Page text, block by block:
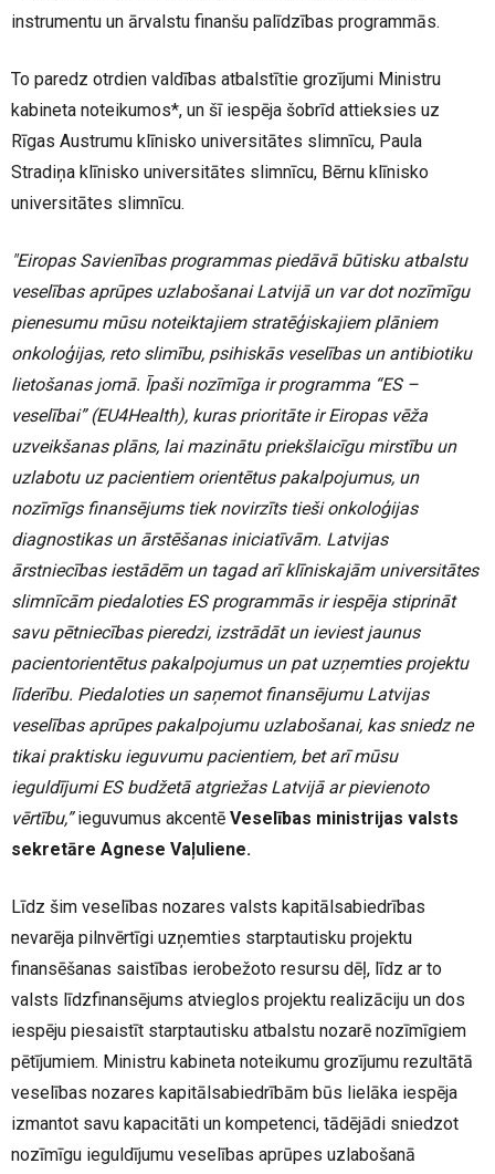
instrumentu un ārvalstu finanšu palīdzības programmās.
To paredz otrdien valdības atbalstītie grozījumi Ministru
kabineta noteikumos*, un šī iespēja šobrīd attieksies uz
Rīgas Austrumu klīnisko universitātes slimnīcu, Paula
Stradiņa klīnisko universitātes slimnīcu, Bērnu klīnisko
universitātes slimnīcu.
"Eiropas Savienības programmas piedāvā būtisku atbalstu
veselības aprūpes uzlabošanai Latvijā un var dot nozīmīgu
pienesumu mūsu noteiktajiem stratēģiskajiem plāniem
onkoloģijas, reto slimību, psihiskās veselības un antibiotiku
lietošanas jomā. Īpaši nozīmīga ir programma “ES –
veselībai” (EU4Health), kuras prioritāte ir Eiropas vēža
uzveikšanas plāns, lai mazinātu priekšlaicīgu mirstību un
uzlabotu uz pacientiem orientētus pakalpojumus, un
nozīmīgs finansējums tiek novirzīts tieši onkoloģijas
diagnostikas un ārstēšanas iniciatīvām. Latvijas
ārstniecības iestādēm un tagad arī klīniskajām universitātes
slimnīcām piedaloties ES programmās ir iespēja stiprināt
savu pētniecības pieredzi, izstrādāt un ieviest jaunus
pacientorientētus pakalpojumus un pat uzņemties projektu
līderību. Piedaloties un saņemot finansējumu Latvijas
veselības aprūpes pakalpojumu uzlabošanai, kas sniedz ne
tikai praktisku ieguvumu pacientiem, bet arī mūsu
ieguldījumi ES budžetā atgriežas Latvijā ar pievienoto
vērtību,”ieguvumus akcentē Veselības ministrijas valsts
sekretāre Agnese Vaļuliene.
Līdz šim veselības nozares valsts kapitālsabiedrības
nevarēja pilnvērtīgi uzņemties starptautisku projektu
finansēšanas saistības ierobežoto resursu dēļ, līdz ar to
valsts līdzfinansējums atvieglos projektu realizāciju un dos
iespēju piesaistīt starptautisku atbalstu nozarē nozīmīgiem
pētījumiem. Ministru kabineta noteikumu grozījumu rezultātā
veselības nozares kapitālsabiedrībām būs lielāka iespēja
izmantot savu kapacitāti un kompetenci, tādējādi sniedzot
nozīmīgu ieguldījumu veselības aprūpes uzlabošanā